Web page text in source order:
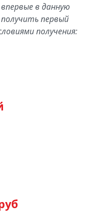
в данную
первый
получения: